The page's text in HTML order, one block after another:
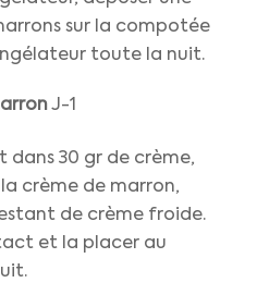
sur la compotée
toute la nuit.
J-1
dans 30 gr de crème,
crème de marron,
de crème froide.
et la placer au